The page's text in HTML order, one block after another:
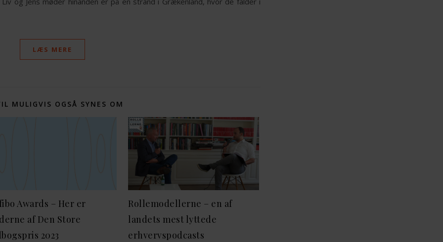
LÆS MERE
MULIGVIS OGSÅ SYNES OM
Awards – Her er
af Den Store
2023
Rollemodellerne – en af
landets mest lyttede
erhvervspodcasts